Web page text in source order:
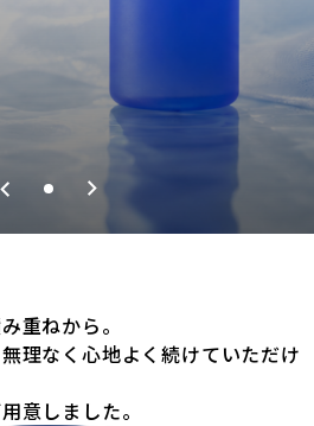
重ねから。
理なく心地よく続けていただけ
意しました。